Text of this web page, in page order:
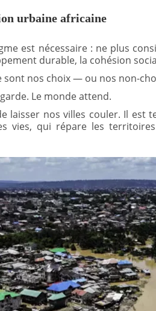
urbaine africaine
est nécessaire : ne plus
durable, la cohésion
sont nos choix — ou nos non-
Le monde attend.
laisser nos villes couler. Il est
vies, qui répare les